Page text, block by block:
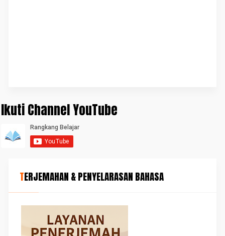
Ikuti Channel YouTube
TERJEMAHAN & PENYELARASAN BAHASA